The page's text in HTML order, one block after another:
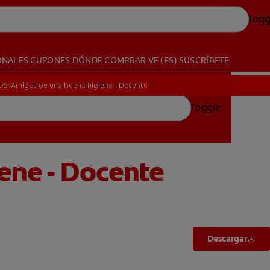
CUPONES DÓNDE COMPRAR VE (ES) SUSCRÍBETE
Toggle
Amigos de una buena higiene - Docente
Amigos de una buena higiene - Docente
- Docente
Descargar